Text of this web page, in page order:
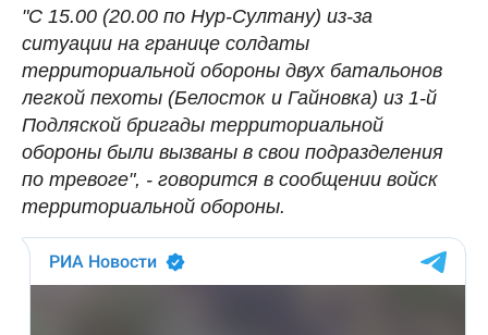
"С 15.00 (20.00 по Нур-Султану) из-за
ситуации на границе солдаты
территориальной обороны двух батальонов
легкой пехоты (Белосток и Гайновка) из 1-й
Подляской бригады территориальной
обороны были вызваны в свои подразделения
по тревоге", - говорится в сообщении войск
территориальной обороны.